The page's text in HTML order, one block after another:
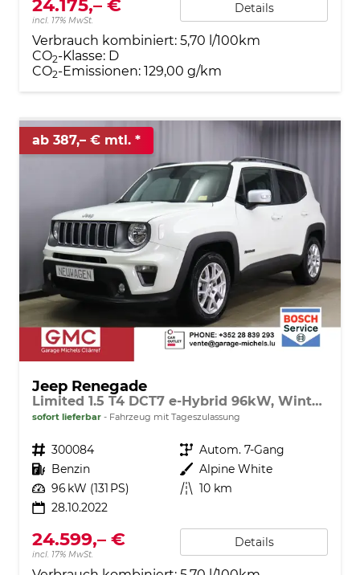
24.175,– €
incl. 17% MwSt.
Details
Verbrauch kombiniert: 5,70 l/100km
CO2-Klasse: D
CO2-Emissionen: 129,00 g/km
ab 387,– € mtl.
Jeep Renegade
Limited 1.5 T4 DCT7 e-Hybrid 96kW, Winter-Paket, 8.4"-Navigationssystem, Radio DAB, AppleCarPlay&AndroidAuto, Tempomat, LaneSense, Lichtsensor, Nebelscheinwerfer, 17"-Leichtmetallfelgen, uvm.
sofort lieferbar Fahrzeug mit Tageszulassung
Fahrzeugnr. 300084 Getriebe Autom. 7-Gang
Kraftstoff Benzin Außenfarbe Alpine White
Leistung 96 kW (131 PS) Kilometerstand 10 km
28.10.2022
24.599,– €
incl. 17% MwSt.
Details